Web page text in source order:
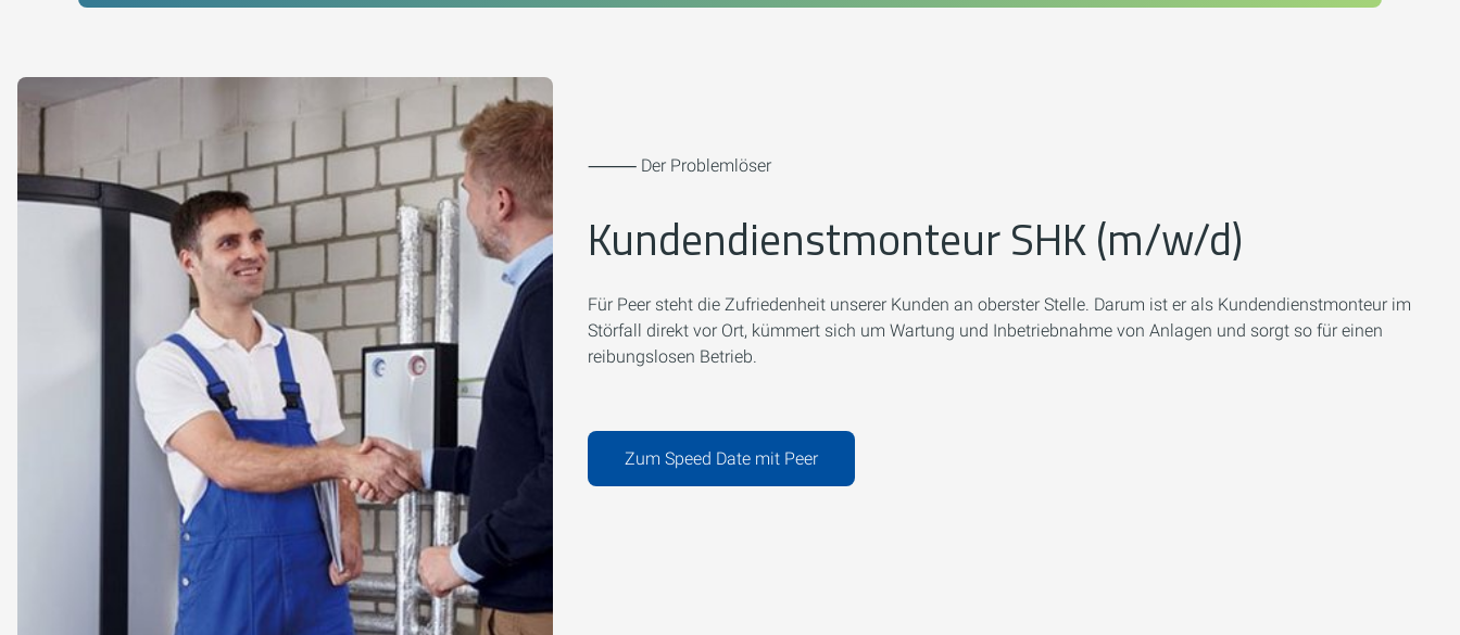
⸻ Der Problemlöser
Kundendienstmonteur SHK (m/w/d)
Für Peer steht die Zufriedenheit unserer Kunden an oberster Stelle. Darum ist er als Kundendienstmonteur im
Störfall direkt vor Ort, kümmert sich um Wartung und Inbetriebnahme von Anlagen und sorgt so für einen
reibungslosen Betrieb.
Zum Speed Date mit Peer